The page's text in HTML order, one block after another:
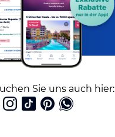
Sie uns auch hier: